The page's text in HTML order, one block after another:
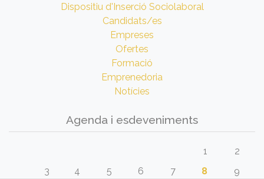
Dispositiu d'Inserció Sociolaboral
Candidats/es
Empreses
Ofertes
Formació
Emprenedoria
Notícies
Agenda i esdeveniments
1
2
3
4 5 6 7 8
9